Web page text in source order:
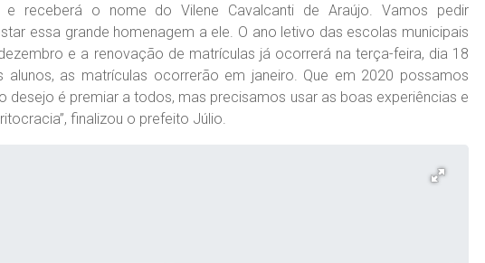
e receberá o nome do Vilene Cavalcanti de Araújo. Vamos pedir
essa grande homenagem a ele. O ano letivo das escolas municipais
e a renovação de matrículas já ocorrerá na terça-feira, dia 18
as matrículas ocorrerão em janeiro. Que em 2020 possamos
desejo é premiar a todos, mas precisamos usar as boas experiências e
finalizou o prefeito Júlio.